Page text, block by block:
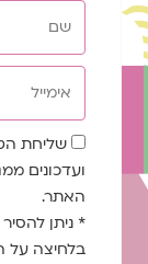
שדה
הסכמה
שליחת
ועדכונים
האתר.
* ניתן
בלחיצה על